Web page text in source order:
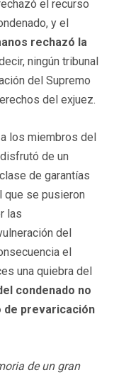
el recurso
y el
rechazó la
ningún tribunal
del Supremo
del exjuez.
los miembros del
de un
de garantías
que se pusieron
las
del
el
una quiebra del
condenado no
de prevaricación
de un gran